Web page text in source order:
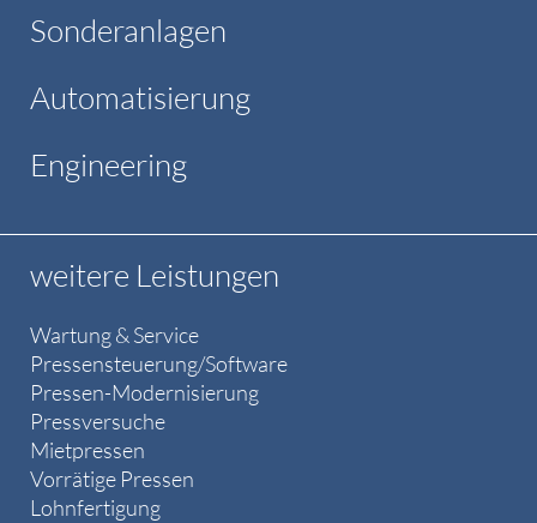
Sonderanlagen
Automatisierung
Engineering
weitere Leistungen
Wartung & Service
Pressensteuerung/Software
Pressen-Modernisierung
Pressversuche
Mietpressen
Vorrätige Pressen
Lohnfertigung